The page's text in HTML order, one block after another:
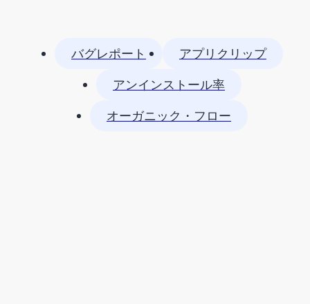
バグレポート
アプリクリップ
アンインストール率
オーガニック・フロー